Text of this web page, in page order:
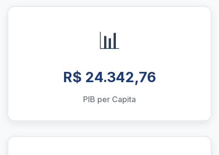
📊
R$ 24.342,76
PIB per Capita